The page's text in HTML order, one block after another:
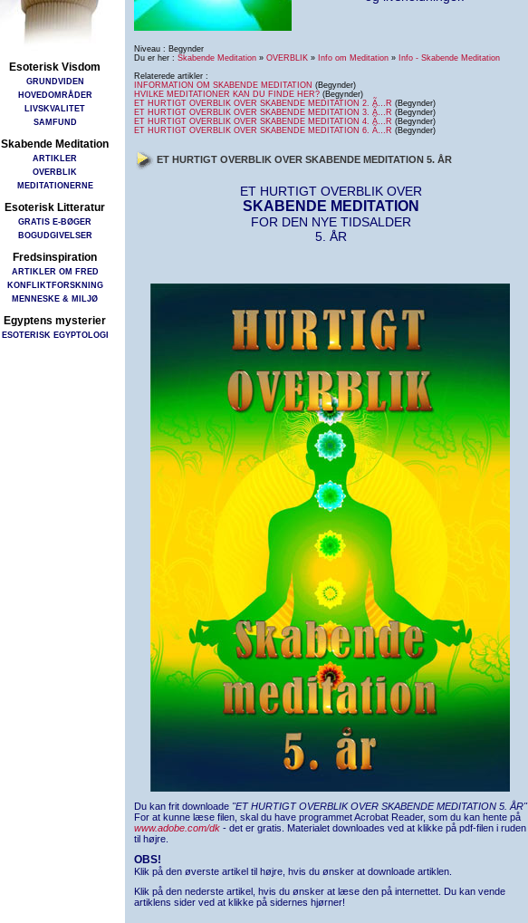
Esoterisk Visdom
GRUNDVIDEN
HOVEDOMRÅDER
LIVSKVALITET
SAMFUND
Skabende Meditation
ARTIKLER
OVERBLIK
MEDITATIONERNE
Esoterisk Litteratur
GRATIS E-BØGER
BOGUDGIVELSER
Fredsinspiration
ARTIKLER OM FRED
KONFLIKTFORSKNING
MENNESKE & MILJØ
Egyptens mysterier
ESOTERISK EGYPTOLOGI
Niveau : Begynder
Du er her : Skabende Meditation » OVERBLIK » Info om Meditation » Info - Skabende Meditation
Relaterede artikler :
INFORMATION OM SKABENDE MEDITATION (Begynder)
HVILKE MEDITATIONER KAN DU FINDE HER? (Begynder)
ET HURTIGT OVERBLIK OVER SKABENDE MEDITATION 2. Ã…R (Begynder)
ET HURTIGT OVERBLIK OVER SKABENDE MEDITATION 3. Ã…R (Begynder)
ET HURTIGT OVERBLIK OVER SKABENDE MEDITATION 4. Ã…R (Begynder)
ET HURTIGT OVERBLIK OVER SKABENDE MEDITATION 6. Ã…R (Begynder)
ET HURTIGT OVERBLIK OVER SKABENDE MEDITATION 5. ÅR
ET HURTIGT OVERBLIK OVER
SKABENDE MEDITATION
FOR DEN NYE TIDSALDER
5. ÅR
Du kan frit downloade "ET HURTIGT OVERBLIK OVER SKABENDE MEDITATION 5. ÅR"
For at kunne læse filen, skal du have programmet Acrobat Reader, som du kan hente på
www.adobe.com/dk - det er gratis. Materialet downloades ved at klikke på pdf-filen i ruden
til højre.
OBS!
Klik på den øverste artikel til højre, hvis du ønsker at downloade artiklen.
Klik på den nederste artikel, hvis du ønsker at læse den på internettet. Du kan vende
artiklens sider ved at klikke på sidernes hjørner!